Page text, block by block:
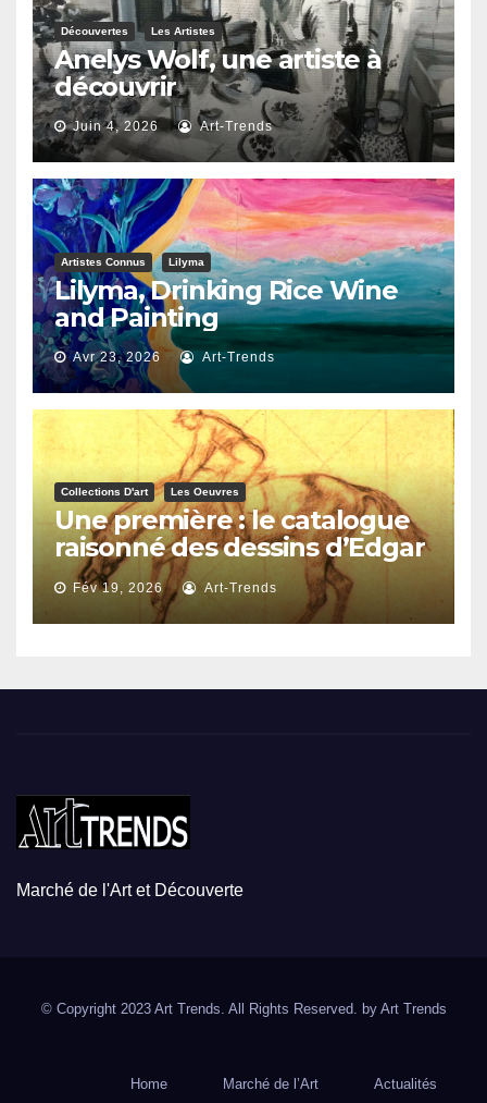
Découvertes Les Artistes
Anelys Wolf, une artiste à
découvrir
Juin 4, 2026 Art-Trends
Artistes Connus Lilyma
Lilyma, Drinking Rice Wine
and Painting
Avr 23, 2026 Art-Trends
Collections D'art Les Oeuvres
Une première : le catalogue
raisonné des dessins d’Edgar
Degas
Fév 19, 2026 Art-Trends
Marché de l'Art et Découverte
© Copyright 2023 Art Trends. All Rights Reserved. by Art Trends
Home Marché de l’Art Actualités